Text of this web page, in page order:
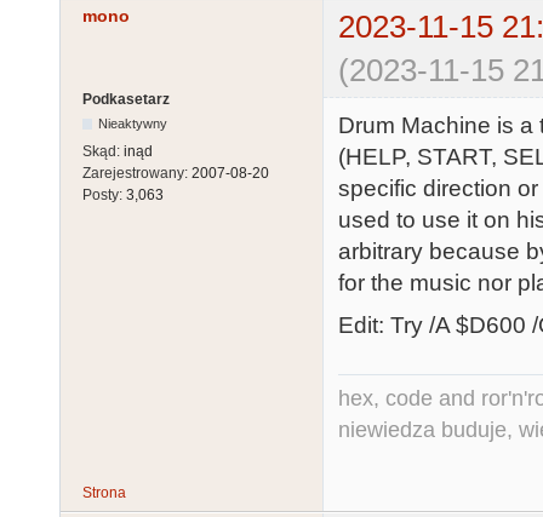
mono
2023-11-15
(2023-11-15
Podkasetarz
Nieaktywny
Skąd: inąd
Zarejestrowany: 2007-08-20
Posty: 3,063
Drum Machine is
(HELP, START,
specific direction
used to use it on
arbitrary because
for the music nor
Edit: Try /A $D600
hex, code and
niewiedza buduje,
Strona